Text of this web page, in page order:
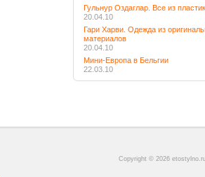
Гульнур Оздаглар. Все из
20.04.10
Гари Харви. Одежда из
материалов
20.04.10
Мини-Европа в Бельгии
22.03.10
Copyright © 2026